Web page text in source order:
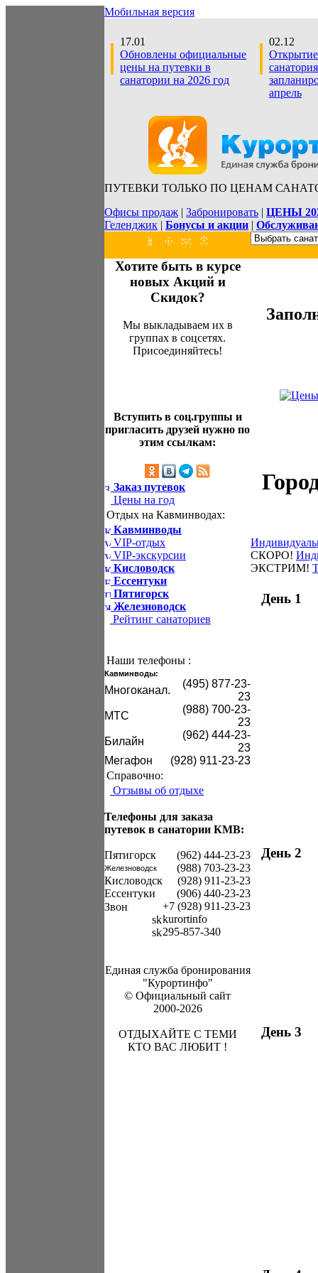
Мобильная версия
17.01
Обновлены официальные
цены на путевки в
санатории на 2026 год
02.12
апрель
ПУТЕВКИ ТОЛЬКО ПО ЦЕНАМ
Офисы продаж | Забронировать | ЦЕНЫ
Геленджик | Бонусы и акции |
Хотите быть в курсе
новых Акций и
Скидок?
Мы выкладываем их в
группах в соцсетях.
Присоединяйтесь!
Вступить в соц.группы и
пригласить друзей нужно по
этим ссылкам:
Заказ путевок
Цены на год
Отдых на Кавминводах:
Кавминводы
VIP-отдых
VIP-экскурсии
Кисловодск
Ессентуки
Пятигорск
Железноводск
Рейтинг санаториев
Наши телефоны :
Кавминводы:
Mногоканал.
(495) 877-23-
23
МТС
(988) 700-23-
23
Билайн
(962) 444-23-
23
Мегафон
(928) 911-23-23
Справочно:
Отзывы об отдыхе
Телефоны для заказа
путевок в санатории КМВ:
Пятигорск (962) 444-23-23
Железноводск
(988) 703-23-23
Кисловодск
(928) 911-23-23
Ессентуки
(906) 440-23-23
+7 (928) 911-23-23
kurortinfo
295-857-340
Единая служба бронирования
"Курортинфо"
© Официальный сайт
2000-2026
ОТДЫХАЙТЕ С ТЕМИ
КТО ВАС ЛЮБИТ !
СКОРО!
ЭКСТРИМ!
День 1
День 2
День 3